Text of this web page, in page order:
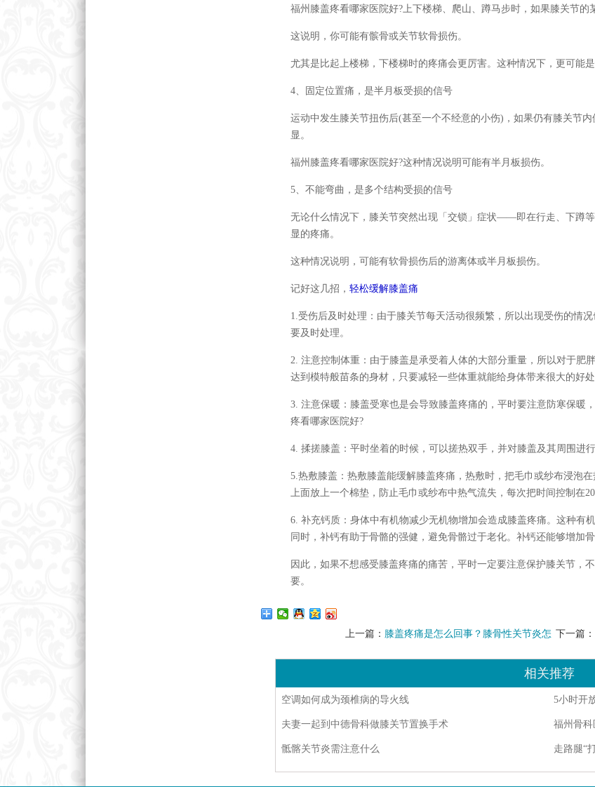
福州膝盖疼看哪家医院好?上下楼梯、爬山、蹲马步时，如果膝关节
这说明，你可能有髌骨或关节软骨损伤。
尤其是比起上楼梯，下楼梯时的疼痛会更厉害。这种情况下，更可能是
4、固定位置痛，是半月板受损的信号
运动中发生膝关节扭伤后(甚至一个不经意的小伤)，如果仍有膝关节
显。
福州膝盖疼看哪家医院好?这种情况说明可能有半月板损伤。
5、不能弯曲，是多个结构受损的信号
无论什么情况下，膝关节突然出现「交锁」症状——即在行走、下蹲
显的疼痛。
这种情况说明，可能有软骨损伤后的游离体或半月板损伤。
记好这几招， 轻松缓解膝盖痛
1.受伤后及时处理：由于膝关节每天活动很频繁，所以出现受伤的情
要及时处理。
2. 注意控制体重：由于膝盖是承受着人体的大部分重量，所以对于肥
达到模特般苗条的身材，只要减轻一些体重就能给身体带来很大的好处
3. 注意保暖：膝盖受寒也是会导致膝盖疼痛的，平时要注意防寒保暖
疼看哪家医院好?
4. 揉搓膝盖：平时坐着的时候，可以搓热双手，并对膝盖及其周围进
5.热敷膝盖：热敷膝盖能缓解膝盖疼痛，热敷时，把毛巾或纱布浸泡
上面放上一个棉垫，防止毛巾或纱布中热气流失，每次把时间控制在20
6. 补充钙质：身体中有机物减少无机物增加会造成膝盖疼痛。这种有
同时，补钙有助于骨骼的强健，避免骨骼过于老化。补钙还能够增加
因此，如果不想感受膝盖疼痛的痛苦，平时一定要注意保护膝关节，
要。
上一篇： 膝盖疼痛是怎么回事？膝骨性关节炎怎 下一篇：
相关推荐
空调如何成为颈椎病的导火线 5小时开
夫妻一起到中德骨科做膝关节置换手术 福州骨
骶髂关节炎需注意什么 走路腿“